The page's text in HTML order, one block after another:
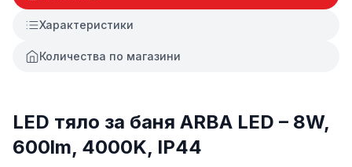
Характеристики
Количества по магазини
LED тяло за баня ARBA LED – 8W,
600lm, 4000K, IP44